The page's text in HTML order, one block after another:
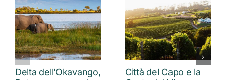
Delta dell’Okavango,
Città del Capo e la